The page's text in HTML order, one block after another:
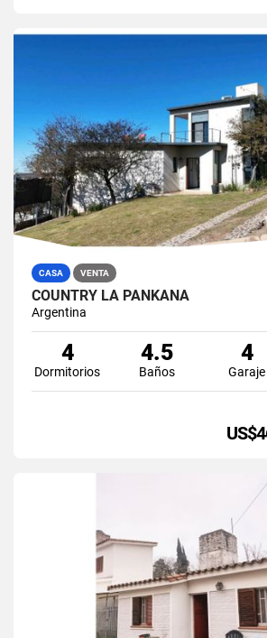
CASA VENTA
COUNTRY LA PANKANA
Argentina
4
Dormitorios
4.5
Baños
4
Garaje